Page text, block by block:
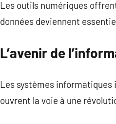
Les outils numériques
données deviennent
L’avenir de
Les systèmes informatiques
ouvrent la voie à une